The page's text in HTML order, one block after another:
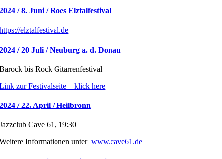
2024 / 8. Juni / Roes Elztalfestival
https://elztalfestival.de
2024 / 20 Juli / Neuburg a. d. Donau
Barock bis Rock Gitarrenfestival
Link zur Festivalseite – klick here
2024 / 22. April / Heilbronn
Jazzclub Cave 61, 19:30
Weitere Informationen unterwww.cave61.de